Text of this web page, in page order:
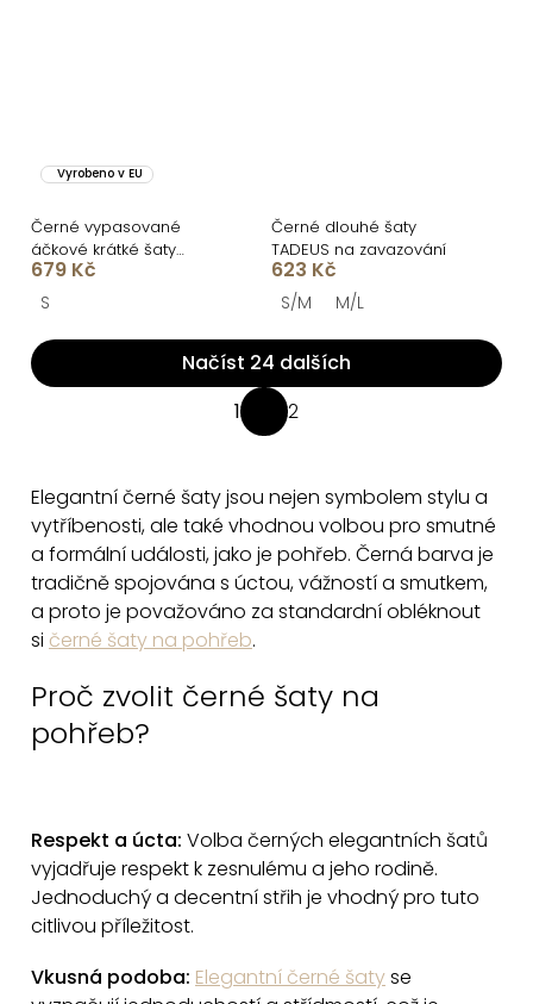
Vyrobeno v EU
Černé vypasované
áčkové krátké šaty
ULJANA
679 Kč
S
Černé dlouhé šaty
TADEUS na zavazování
623 Kč
S/M M/L
O
v
á
d
a
c
í
v
ý
p
i
Načíst 24 dalších
á
n
k
o
v
1 2
Elegantníčerné šaty jsou nejen symbolem stylu a
vytříbenosti, ale také vhodnou volbou pro smutné
a formální události, jako je pohřeb. Černá barva je
tradičně spojována s úctou, vážností a smutkem,
a proto je považováno za standardní obléknout
si černé šaty na pohřeb.
Proč zvolit černé šaty na
pohřeb?
Respekt a úcta: Volba černých elegantních šatů
vyjadřuje respekt k zesnulému a jeho rodině.
Jednoduchý a decentní střih je vhodný pro tuto
citlivou příležitost.
Vkusná podoba: Elegantní černé šatyse